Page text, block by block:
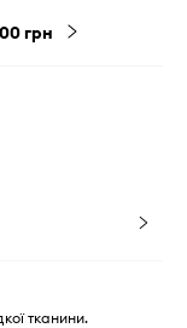
грн
тканини.